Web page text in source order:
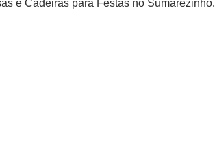
e Cadeiras para Festas no Sumarezinho,